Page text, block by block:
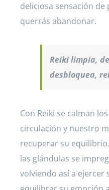
deliciosa sensación de
querrás abandonar.
Reiki limpia,
desbloquea,
Con Reiki se calman
circulación y nuestro
recuperar su
las glándulas se
volviendo así a ejercer